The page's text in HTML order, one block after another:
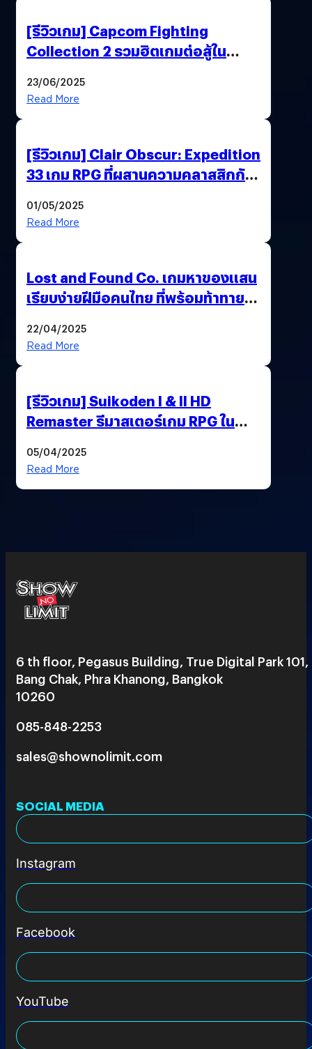
[รีวิวเกม] Capcom Fighting
Collection 2 รวมฮิตเกมต่อสู้ใน
23/06/2025
Read More
[รีวิวเกม] Clair Obscur: Expedition
33 เกม RPG ที่ผสานความคลาสสิกกับ
01/05/2025
Read More
Lost and Found Co. เกมหาของแสน
เรียบง่ายฝีมือคนไทย ที่พร้อมท้าทาย
22/04/2025
Read More
[รีวิวเกม] Suikoden I & II HD
Remaster รีมาสเตอร์เกม RPG ใน
05/04/2025
Read More
6 th floor, Pegasus Building, True Digital Park 101,
Bang Chak, Phra Khanong, Bangkok
10260
085-848-2253
sales@shownolimit.com
SOCIAL MEDIA
Instagram
Facebook
YouTube